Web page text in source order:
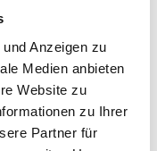
Anzeigen zu
Medien anbieten
Website zu
zu Ihrer
Partner für
Wartung